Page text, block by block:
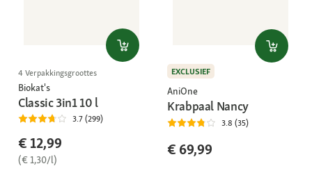
4 Verpakkingsgroottes
Biokat's
Classic 3in1 10 l
3.7 (299)
€ 12,99
(€ 1,30/l)
EXCLUSIEF
AniOne
Krabpaal Nancy
3.8 (35)
€ 69,99